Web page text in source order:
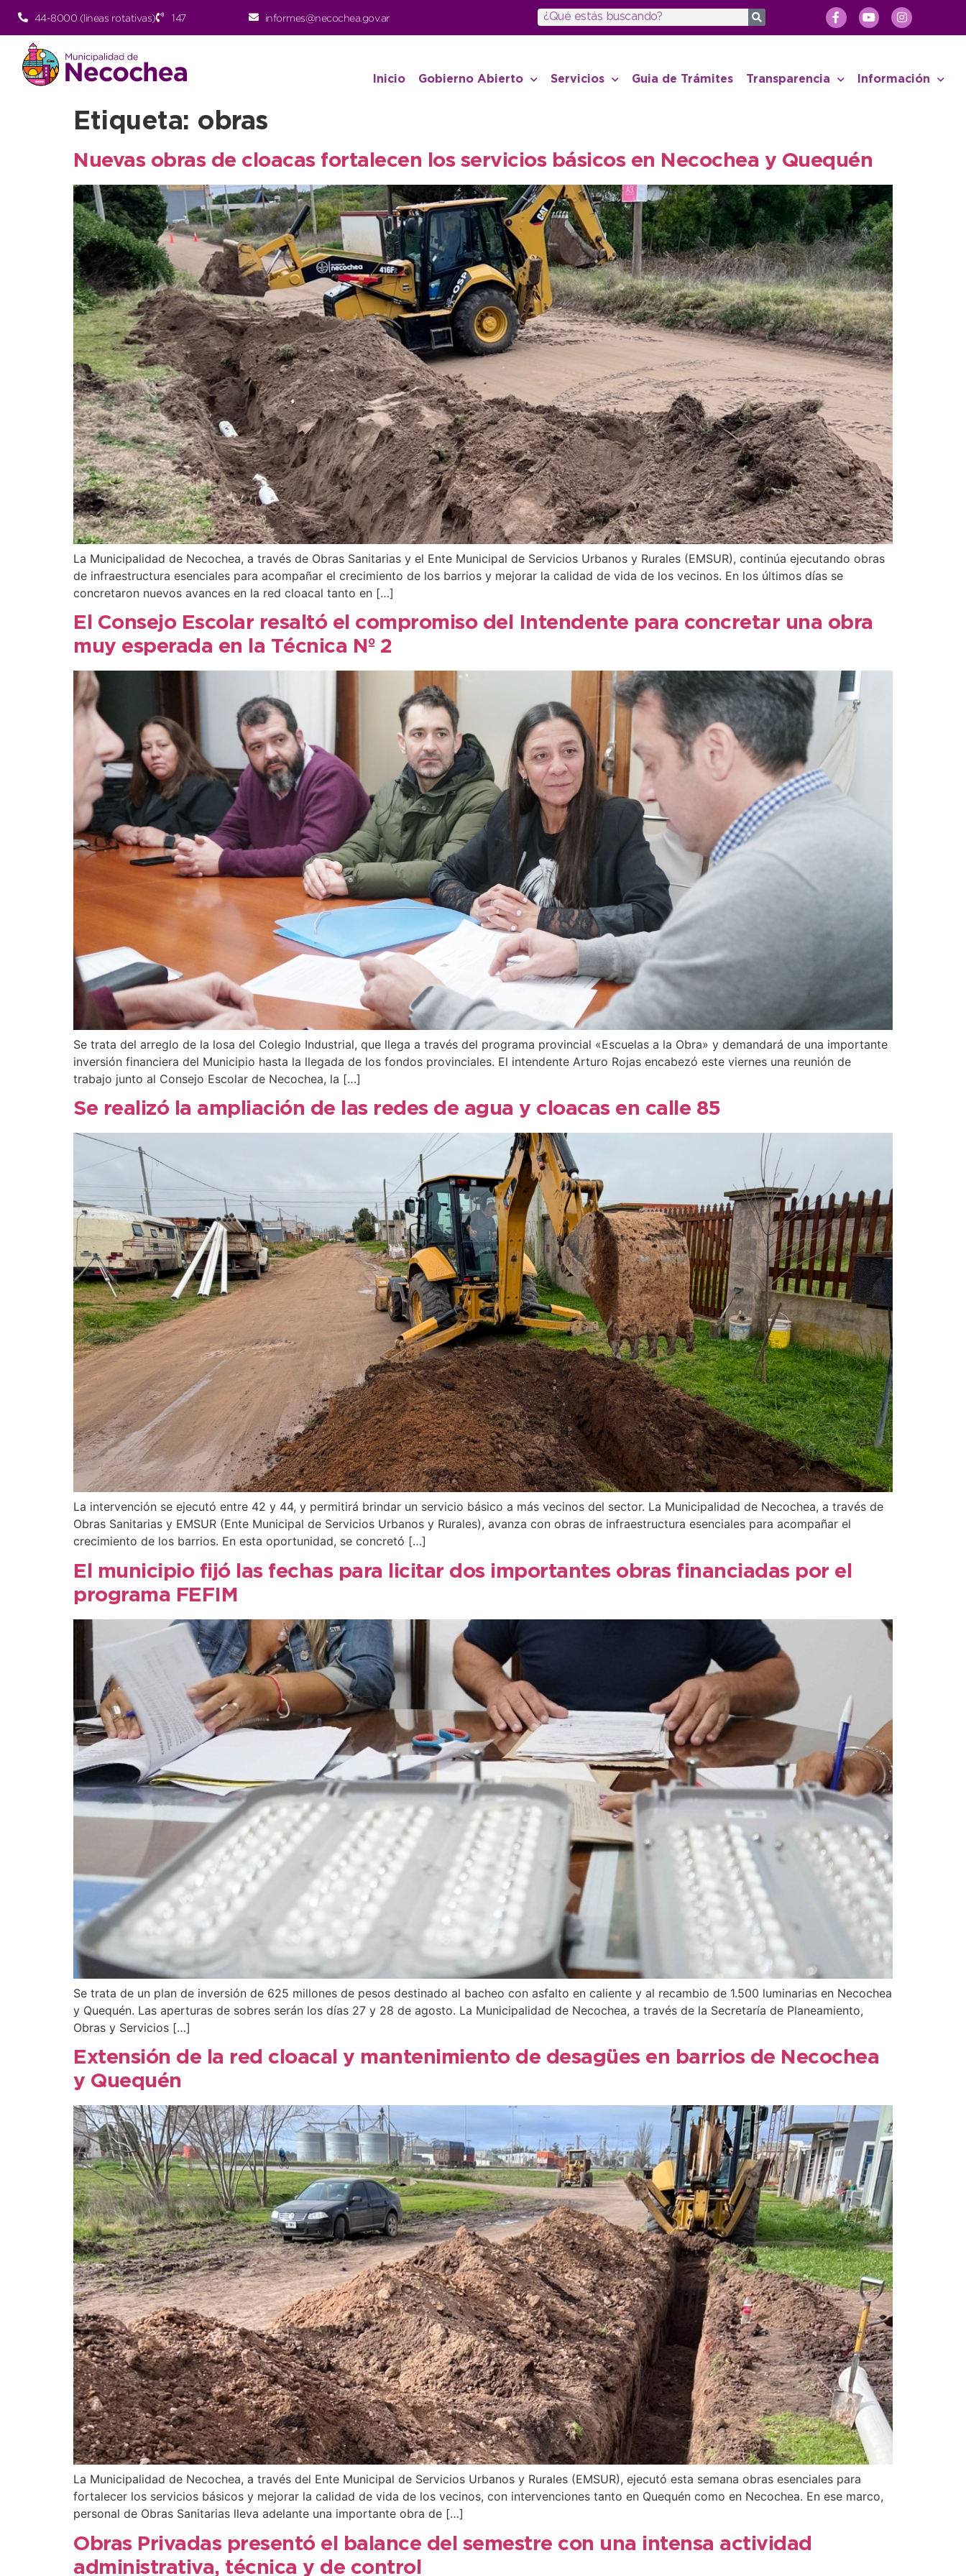
44-8000 (lineas rotativas) 147 informes@necochea.gov.ar
Inicio Gobierno Abierto Servicios Guia de Trámites Transparencia Información
Etiqueta: obras
Nuevas obras de cloacas fortalecen los servicios básicos en Necochea y Quequén
La Municipalidad de Necochea, a través de Obras Sanitarias y el Ente Municipal de Servicios Urbanos y Rurales (EMSUR), continúa ejecutando obras
de infraestructura esenciales para acompañar el crecimiento de los barrios y mejorar la calidad de vida de los vecinos. En los últimos días se
concretaron nuevos avances en la red cloacal tanto en […]
El Consejo Escolar resaltó el compromiso del Intendente para concretar una obra
muy esperada en la Técnica Nº 2
Se trata del arreglo de la losa del Colegio Industrial, que llega a través del programa provincial «Escuelas a la Obra» y demandará de una importante
inversión financiera del Municipio hasta la llegada de los fondos provinciales. El intendente Arturo Rojas encabezó este viernes una reunión de
trabajo junto al Consejo Escolar de Necochea, la […]
Se realizó la ampliación de las redes de agua y cloacas en calle 85
La intervención se ejecutó entre 42 y 44, y permitirá brindar un servicio básico a más vecinos del sector. La Municipalidad de Necochea, a través de
Obras Sanitarias y EMSUR (Ente Municipal de Servicios Urbanos y Rurales), avanza con obras de infraestructura esenciales para acompañar el
crecimiento de los barrios. En esta oportunidad, se concretó […]
El municipio fijó las fechas para licitar dos importantes obras financiadas por el
programa FEFIM
Se trata de un plan de inversión de 625 millones de pesos destinado al bacheo con asfalto en caliente y al recambio de 1.500 luminarias en Necochea
y Quequén. Las aperturas de sobres serán los días 27 y 28 de agosto. La Municipalidad de Necochea, a través de la Secretaría de Planeamiento,
Obras y Servicios […]
Extensión de la red cloacal y mantenimiento de desagües en barrios de Necochea
y Quequén
La Municipalidad de Necochea, a través del Ente Municipal de Servicios Urbanos y Rurales (EMSUR), ejecutó esta semana obras esenciales para
fortalecer los servicios básicos y mejorar la calidad de vida de los vecinos, con intervenciones tanto en Quequén como en Necochea. En ese marco,
personal de Obras Sanitarias lleva adelante una importante obra de […]
Obras Privadas presentó el balance del semestre con una intensa actividad
administrativa, técnica y de control